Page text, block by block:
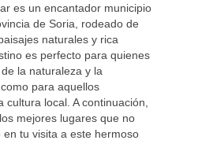
es un encantador municipio
de Soria, rodeado de
naturales y rica
es perfecto para quienes
la naturaleza y la
para aquellos
cultura local. A continuación,
mejores lugares que no
en tu visita a este hermoso